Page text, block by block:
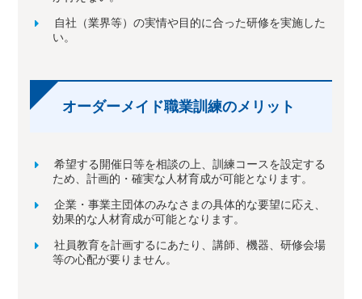
自社（業界等）の実情や目的に合った研修を実施した
い。
オーダーメイド職業訓練のメリット
希望する開催日等を相談の上、訓練コースを設定する
ため、計画的・確実な人材育成が可能となります。
企業・事業主団体のみなさまの具体的な要望に応え、
効果的な人材育成が可能となります。
社員教育を計画するにあたり、講師、機器、研修会場
等の心配が要りません。